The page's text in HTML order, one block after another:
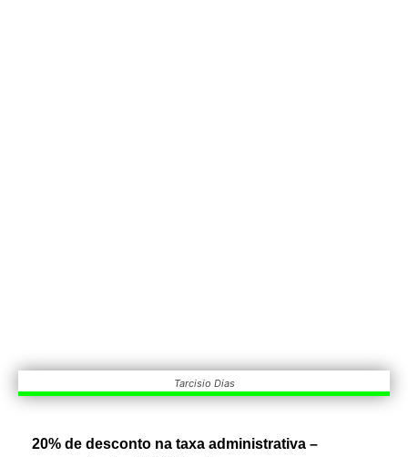
Tarcisio Dias
20% de desconto na taxa administrativa –